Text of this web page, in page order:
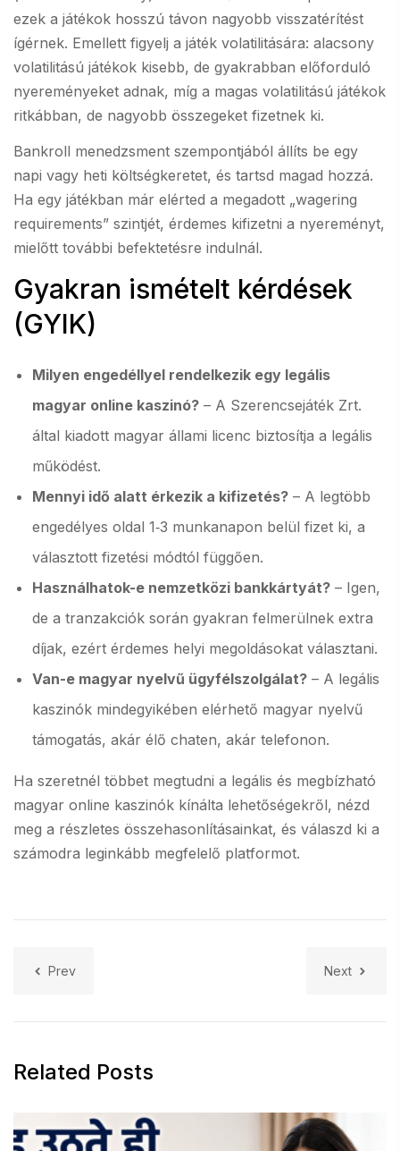
ezek a játékok hosszú távon nagyobb visszatérítést
ígérnek. Emellett figyelj a játék volatilitására: alacsony
volatilitású játékok kisebb, de gyakrabban előforduló
nyereményeket adnak, míg a magas volatilitású játékok
ritkábban, de nagyobb összegeket fizetnek ki.
Bankroll menedzsment szempontjából állíts be egy
napi vagy heti költségkeretet, és tartsd magad hozzá.
Ha egy játékban már elérted a megadott „wagering
requirements” szintjét, érdemes kifizetni a nyereményt,
mielőtt további befektetésre indulnál.
Gyakran ismételt kérdések
(GYIK)
Milyen engedéllyel rendelkezik egy legális
magyar online kaszinó?– A Szerencsejáték Zrt.
által kiadott magyar állami licenc biztosítja a legális
működést.
Mennyi idő alatt érkezik a kifizetés?– A legtöbb
engedélyes oldal 1‑3 munkanapon belül fizet ki, a
választott fizetési módtól függően.
Használhatok-e nemzetközi bankkártyát?– Igen,
de a tranzakciók során gyakran felmerülnek extra
díjak, ezért érdemes helyi megoldásokat választani.
Van-e magyar nyelvű ügyfélszolgálat?– A legális
kaszinók mindegyikében elérhető magyar nyelvű
támogatás, akár élő chaten, akár telefonon.
Ha szeretnél többet megtudni a legális és megbízható
magyar online kaszinók kínálta lehetőségekről, nézd
meg a részletes összehasonlításainkat, és válaszd ki a
számodra leginkább megfelelő platformot.
Prev Next
Related Posts